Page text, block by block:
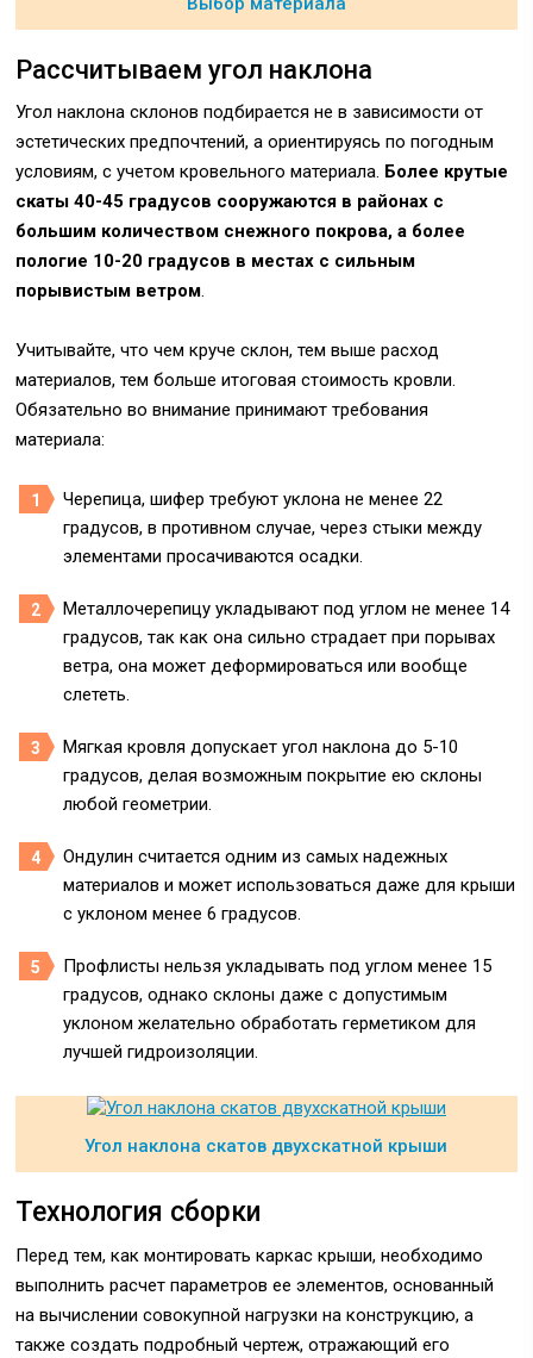
Рассчитываем угол наклона
Угол наклона склонов подбирается не в зависимости от
эстетических предпочтений, а ориентируясь по погодным
условиям, с учетом кровельного материала. Более крутые
скаты 40-45 градусов сооружаются в районах с
большим количеством снежного покрова, а более
пологие 10-20 градусов в местах с сильным
порывистым ветром.
Учитывайте, что чем круче склон, тем выше расход
материалов, тем больше итоговая стоимость кровли.
Обязательно во внимание принимают требования
материала:
Черепица, шифер требуют уклона не менее 22
градусов, в противном случае, через стыки между
элементами просачиваются осадки.
Металлочерепицу укладывают под углом не менее 14
градусов, так как она сильно страдает при порывах
ветра, она может деформироваться или вообще
слететь.
Мягкая кровля допускает угол наклона до 5-10
градусов, делая возможным покрытие ею склоны
любой геометрии.
Ондулин считается одним из самых надежных
материалов и может использоваться даже для крыши
с уклоном менее 6 градусов.
Профлисты нельзя укладывать под углом менее 15
градусов, однако склоны даже с допустимым
уклоном желательно обработать герметиком для
лучшей гидроизоляции.
Угол наклона скатов двухскатной крыши
Технология сборки
Перед тем, как монтировать каркас крыши, необходимо
выполнить расчет параметров ее элементов, основанный
на вычислении совокупной нагрузки на конструкцию, а
также создать подробный чертеж, отражающий его